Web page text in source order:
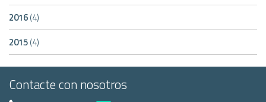
2016(4)
2015(4)
Contacte con nosotros